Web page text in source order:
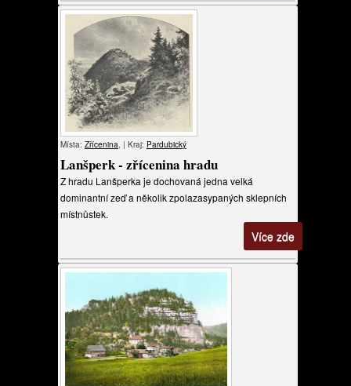
Místa: Zřícenina, | Kraj: Pardubický
Lanšperk - zřícenina hradu
Z hradu Lanšperka je dochovaná jedna velká
dominantní zeď a několik zpolazasypaných sklepních
místnůstek.
Více zde